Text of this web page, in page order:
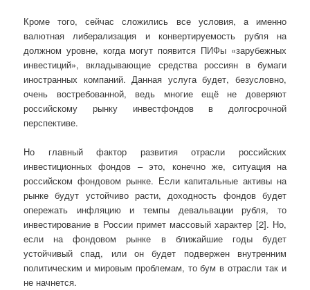
Кроме того, сейчас сложились все условия, a именно
валютная либерализация и конвертируемость рубля на
должном уровне, когда могут появится ПИФы «зарубежных
инвестиций», вкладывающие средства россиян в бумаги
иностранных компаний. Данная услуга будет, безусловно,
очень востребованной, ведь многие ещё не доверяют
российскому рынку инвестфондов в долгосрочной
перспективе.
Но главный фактор развития отрасли российских
инвестиционных фондов – это, конечно же, ситуация на
российском фондовом рынке. Если капитальные активы на
рынке будут устойчиво расти, доходность фондов будет
опережать инфляцию и темпы девальвации рубля, то
инвестирование в России примет массовый характер [2]. Но,
если на фондовом рынке в ближайшие годы будет
устойчивый спад, или он будет подвержен внутренним
политическим и мировым проблемам, то бум в отрасли так и
не начнется.